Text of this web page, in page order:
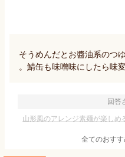
そうめんだとお醬油系のつ
。鯖缶も味噌味にしたら味
回答
山形風のアレンジ素麺が楽しめ
全てのおすす